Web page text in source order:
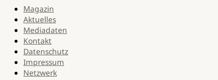
Magazin
Aktuelles
Mediadaten
Kontakt
Datenschutz
Impressum
Netzwerk